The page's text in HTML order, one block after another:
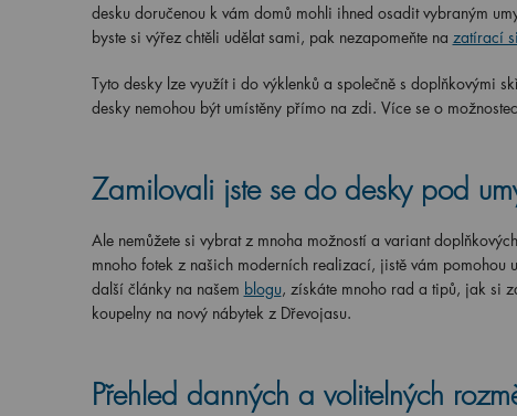
desku doručenou k vám domů mohli ihned osadit vybraným
byste si výřez chtěli udělat sami, pak nezapomeňte na zatírací
Tyto desky lze využít i do výklenků a společně s doplňkovými
desky nemohou být umístěny přímo na zdi. Více se o
Zamilovali jste se do desky pod
Ale nemůžete si vybrat z mnoha možností a variant
mnoho fotek z našich moderních realizací, jistě vám pomohou
další články na našem blogu, získáte mnoho rad a tipů, jak si
koupelny na nový nábytek z Dřevojasu.
Přehled danných a volitelných